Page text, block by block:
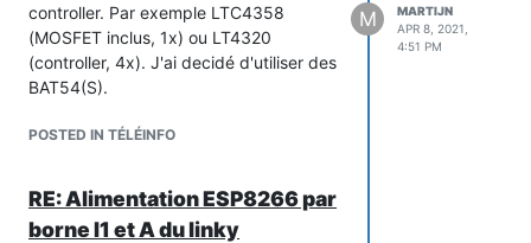
controller. Par exemple LTC4358
(MOSFET inclus, 1x) ou LT4320
(controller, 4x). J'ai decidé d'utiliser des
BAT54(S).
POSTED IN TÉLÉINFO
M
MARTIJN
APR 8, 2021,
4:51 PM
RE: Alimentation ESP8266 par
borne I1 et A du linky